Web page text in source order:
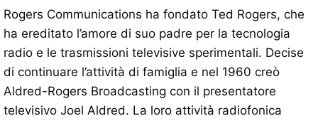
Rogers Communications ha fondato Ted Rogers, che
ha ereditato l’amore di suo padre per la tecnologia
radio e le trasmissioni televisive sperimentali. Decise
di continuare l’attività di famiglia e nel 1960 creò
Aldred-Rogers Broadcasting con il presentatore
televisivo Joel Aldred. La loro attività radiofonica